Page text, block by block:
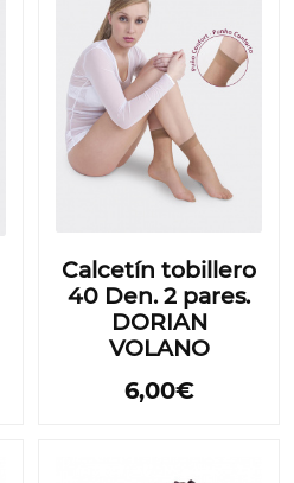
Calcetín tobillero
40 Den. 2 pares.
DORIAN
VOLANO
6,00€